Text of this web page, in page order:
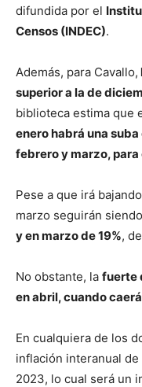
difundida por el
Censos (INDEC).
Además, para Cavallo,
superior a la de
biblioteca estima que
enero habrá una
febrero y marzo,
Pese a que irá
marzo seguirán
y en marzo de 19%,
No obstante, la fuerte
en abril, cuando
En cualquiera de los
inflación interanual
2023, lo cual será un